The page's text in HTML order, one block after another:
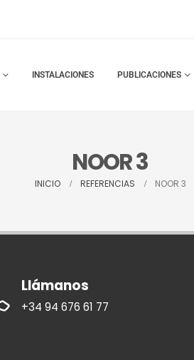
INSTALACIONES PUBLICACIONES
NOOR 3
INICIO REFERENCIAS NOOR 3
Llámanos
+34 94 676 61 77